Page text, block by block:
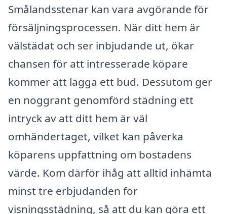
Smålandsstenar kan vara avgörande för
försäljningsprocessen. När ditt hem är
välstädat och ser inbjudande ut, ökar
chansen för att intresserade köpare
kommer att lägga ett bud. Dessutom ger
en noggrant genomförd städning ett
intryck av att ditt hem är väl
omhändertaget, vilket kan påverka
köparens uppfattning om bostadens
värde. Kom därför ihåg att alltid inhämta
minst tre erbjudanden för
visningsstädning, så att du kan göra ett